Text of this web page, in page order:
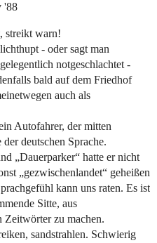
'88
streikt warn!
- oder sagt man
notgeschlachtet -
bald auf dem Friedhof
auch als
Autofahrer, der mitten
deutschen Sprache.
„Dauerparker“ hatte er nicht
„gezwischenlandet“ geheißen
kann uns raten. Es ist
Sitte, aus
Zeitwörter zu machen.
sandstrahlen. Schwierig